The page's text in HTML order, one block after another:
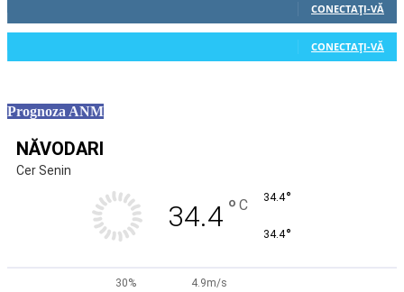
CONECTAȚI-VĂ
CONECTAȚI-VĂ
Prognoza ANM
NĂVODARI
Cer Senin
34.4 ° C 34.4°
34.4°
30%
4.9m/s